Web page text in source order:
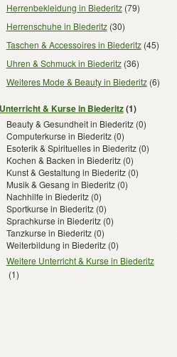
Herrenbekleidung in Biederitz(79)
Herrenschuhe in Biederitz(30)
Taschen & Accessoires in Biederitz(45)
Uhren & Schmuck in Biederitz(36)
Weiteres Mode & Beauty in Biederitz(6)
Unterricht & Kurse in Biederitz(1)
Beauty & Gesundheit in Biederitz(0)
Computerkurse in Biederitz(0)
Esoterik & Spirituelles in Biederitz(0)
Kochen & Backen in Biederitz(0)
Kunst & Gestaltung in Biederitz(0)
Musik & Gesang in Biederitz(0)
Nachhilfe in Biederitz(0)
Sportkurse in Biederitz(0)
Sprachkurse in Biederitz(0)
Tanzkurse in Biederitz(0)
Weiterbildung in Biederitz(0)
Weitere Unterricht & Kurse in Biederitz
(1)